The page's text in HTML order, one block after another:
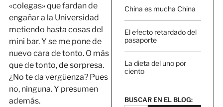
«colegas» que fardan de
engañar a la Universidad
metiendo hasta cosas del
mini bar. Y se me pone de
nuevo cara de tonto. O más
que de tonto, de sorpresa.
¿No te da vergüenza? Pues
no, ninguna. Y presumen
además.
China es mucha China
El efecto retardado del
pasaporte
La dieta del uno por
ciento
BUSCAR EN EL BLOG: